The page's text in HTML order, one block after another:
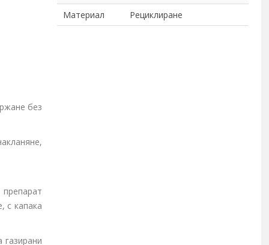
без
препарат
с капака
Материал
Рециклиране